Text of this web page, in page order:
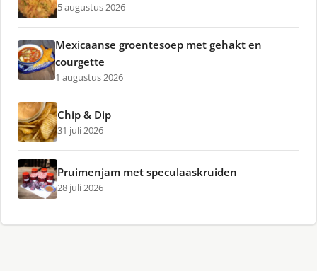
5 augustus 2026
Mexicaanse groentesoep met gehakt en
courgette
1 augustus 2026
Chip & Dip
31 juli 2026
Pruimenjam met speculaaskruiden
28 juli 2026